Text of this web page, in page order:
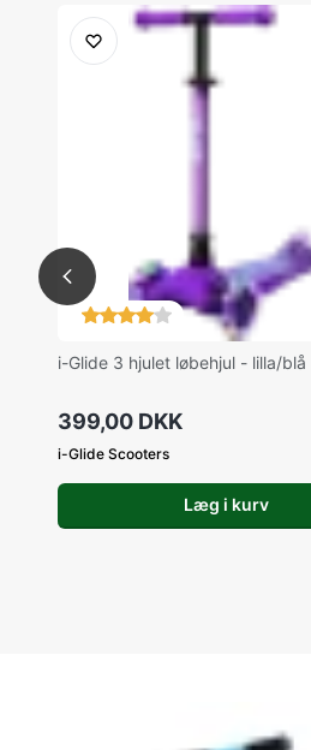
i-Glide 3 hjulet løbehjul - lilla/blå
399,00 DKK
i-Glide Scooters
Læg i kurv